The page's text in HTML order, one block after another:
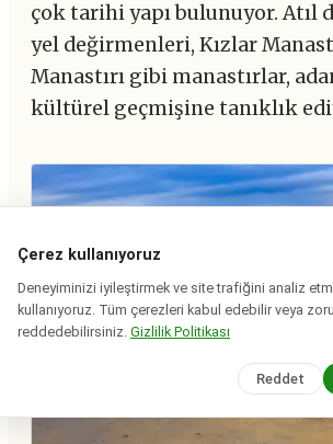
çok tarihi yapı bulunuyor. Atıl
yel değirmenleri, Kızlar
Manastırı gibi manastırlar,
kültürel geçmişine tanıklık
Çerez kullanıyoruz
Deneyiminizi iyileştirmek ve site trafiğini analiz
kullanıyoruz. Tüm çerezleri kabul edebilir veya
reddedebilirsiniz. Gizlilik Politikası
Reddet